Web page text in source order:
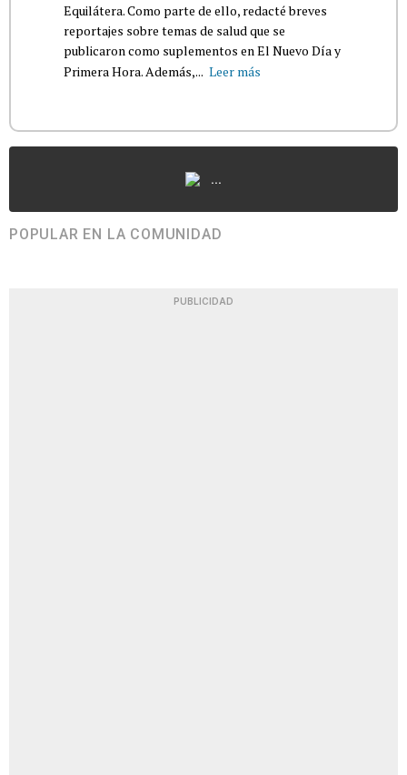
Equilátera. Como parte de ello, redacté breves
reportajes sobre temas de salud que se
publicaron como suplementos en El Nuevo Día y
Primera Hora. Además,... Leer más
...
POPULAR EN LA COMUNIDAD
PUBLICIDAD